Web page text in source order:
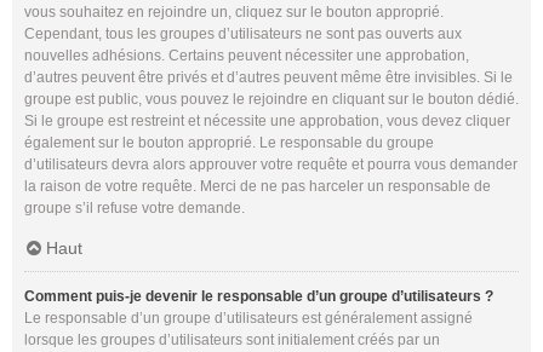
vous souhaitez en rejoindre un, cliquez sur le bouton approprié.
Cependant, tous les groupes d’utilisateurs ne sont pas ouverts aux
nouvelles adhésions. Certains peuvent nécessiter une approbation,
d’autres peuvent être privés et d’autres peuvent même être invisibles. Si le
groupe est public, vous pouvez le rejoindre en cliquant sur le bouton dédié.
Si le groupe est restreint et nécessite une approbation, vous devez cliquer
également sur le bouton approprié. Le responsable du groupe
d’utilisateurs devra alors approuver votre requête et pourra vous demander
la raison de votre requête. Merci de ne pas harceler un responsable de
groupe s’il refuse votre demande.
Haut
Comment puis-je devenir le responsable d’un groupe d’utilisateurs ?
Le responsable d’un groupe d’utilisateurs est généralement assigné
lorsque les groupes d’utilisateurs sont initialement créés par un